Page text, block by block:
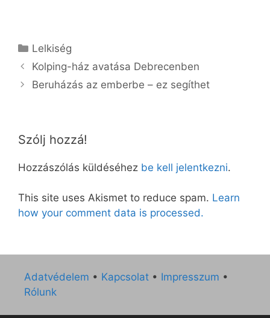
Kategória
Lelkiség
Kolping-ház avatása Debrecenben
Beruházás az emberbe – ez segíthet
Szólj hozzá!
Hozzászólás küldéséhez be kell jelentkezni.
This site uses Akismet to reduce spam. Learn
how your comment data is processed.
Adatvédelem • Kapcsolat • Impresszum •
Rólunk